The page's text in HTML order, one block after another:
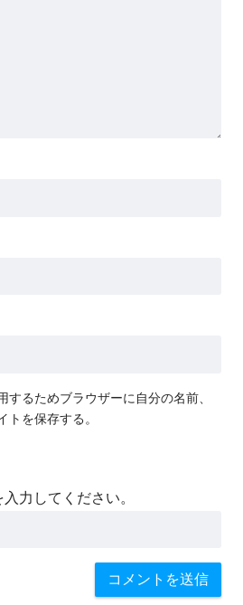
するためブラウザーに自分の名前、
トを保存する。
力してください。